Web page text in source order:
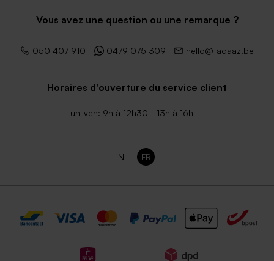
eucalyptus
Vous avez une question ou une remarque ?
050 407 910 0479 075 309 hello@tadaaz.be
Horaires d'ouverture du service client
Lun-ven: 9h à 12h30 - 13h à 16h
NL FR